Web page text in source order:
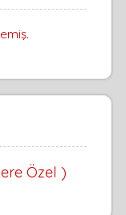
Özel )